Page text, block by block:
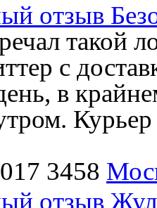
отзыв
такой
с
в
Курьер
3458
отзыв